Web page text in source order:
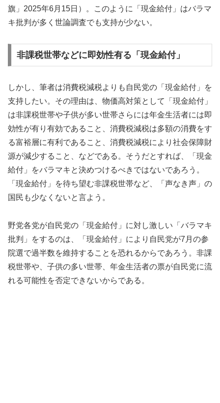
旗」2025年6月15日）。このように「現金給付」はバラマ
キ批判が多く世論調査でも支持が少ない。
非課税世帯などに即効性有る「現金給付」
しかし、筆者は消費税減税よりも自民党の「現金給付」を
支持したい。その理由は、物価高対策として「現金給付」
は非課税世帯や子供が多い世帯さらには年金生活者には即
効性が有り有効であること、消費税減税は多額の消費をす
る富裕層に有利であること、消費税減税により社会保障財
源が減少すること、などである。そうだとすれば、「現金
給付」をバラマキと決めつけるべきではないであろう。
「現金給付」を待ち望む非課税世帯など、「声なき声」の
国民も少なくないと言よう。
野党各党が自民党の「現金給付」に対し激しい「バラマキ
批判」をするのは、「現金給付」により自民党が7月の参
院選で過半数を維持することを恐れるからであろう。非課
税世帯や、子供の多い世帯、年金生活者の票が自民党に流
れる可能性を否定できないからである。